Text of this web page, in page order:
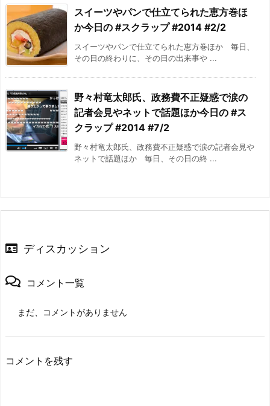
スイーツやパンで仕立てられた恵方巻ほ
か今日の #スクラップ #2014 #2/2
スイーツやパンで仕立てられた恵方巻ほか 毎日、
その日の終わりに、その日の出来事や ...
野々村竜太郎氏、政務費不正疑惑で涙の
記者会見やネットで話題ほか今日の #ス
クラップ #2014 #7/2
野々村竜太郎氏、政務費不正疑惑で涙の記者会見や
ネットで話題ほか 毎日、その日の終 ...
ディスカッション
コメント一覧
まだ、コメントがありません
コメントを残す